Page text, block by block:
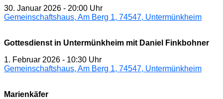
30. Januar 2026 - 20:00 Uhr
Gemeinschaftshaus, Am Berg 1, 74547, Untermünkheim
Gottesdienst in Untermünkheim mit Daniel Finkbohner
1. Februar 2026 - 10:30 Uhr
Gemeinschaftshaus, Am Berg 1, 74547, Untermünkheim
Marienkäfer